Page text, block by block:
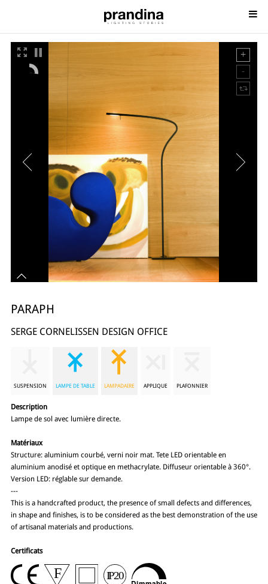
PARAPH
SERGE CORNELISSEN DESIGN OFFICE
SUSPENSION LAMPE DE TABLE LAMPADAIRE APPLIQUE PLAFONNIER
Description
Lampe de sol avec lumière directe.
Matériaux
Structure: aluminium courbé, verni noir mat. Tete LED orientable en
aluminium anodisé et optique en methacrylate. Diffuseur orientable à 360°.
Version LED: réglable sur demande.
---
This is a handcrafted product, the presence of small defects and differences,
in shape and finishes, is to be considered as the best demonstration of the use
of artisanal materials and productions.
Certificats